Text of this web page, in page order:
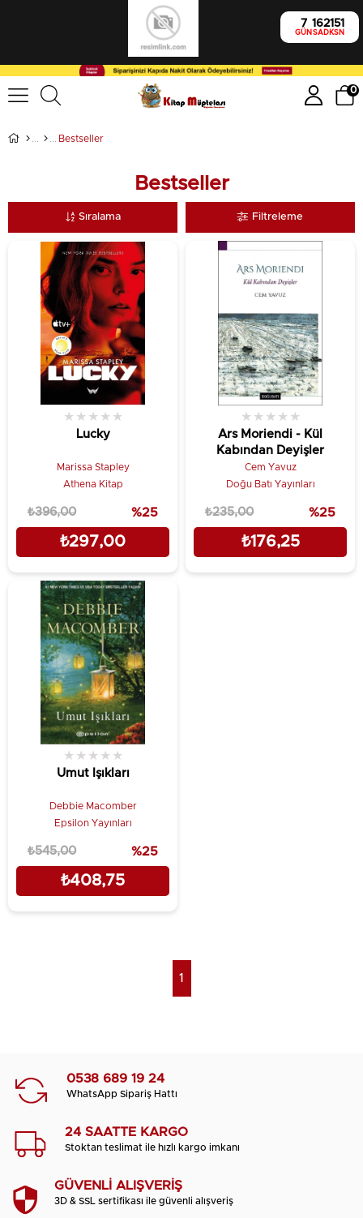
7
GÜN
16
SA
21
DK
51
SN
0
Bestseller
Bestseller
Filtreleme
Sıralama
Lucky
★ ★ ★ ★ ★
Marissa Stapley
Athena Kitap
₺297,00
₺396,00 %25
Ars Moriendi - Kül
Kabından Deyişler
★ ★ ★ ★ ★
Cem Yavuz
Doğu Batı Yayınları
₺176,25
₺235,00 %25
Umut Işıkları
★ ★ ★ ★ ★
Debbie Macomber
Epsilon Yayınları
₺408,75
₺545,00 %25
1
0538 689 19 24
WhatsApp Sipariş Hattı
24 SAATTE KARGO
Stoktan teslimat ile hızlı kargo imkanı
GÜVENLİ ALIŞVERİŞ
3D & SSL sertifikası ile güvenli alışveriş